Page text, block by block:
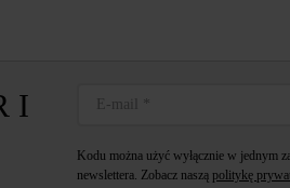
I
Kodu można użyć wyłącznie w jednym
newslettera. Zobacz naszą politykę